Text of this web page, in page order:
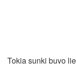
Tokia sunki buvo